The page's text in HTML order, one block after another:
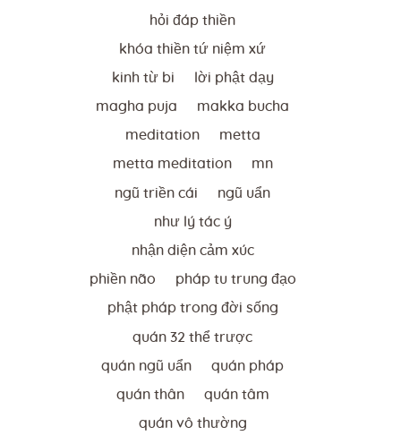
hỏi đáp thiền
khóa thiền tứ niệm xứ
kinh từ bi lời phật dạy
magha puja makka bucha
meditation metta
metta meditation mn
ngũ triền cái ngũ uẩn
như lý tác ý
nhận diện cảm xúc
phiền não pháp tu trung đạo
phật pháp trong đời sống
quán 32 thể trược
quán ngũ uẩn quán pháp
quán thân quán tâm
quán vô thường